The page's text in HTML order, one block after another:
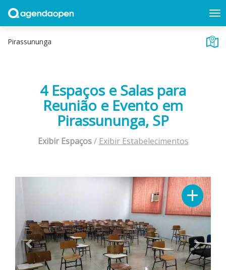
4 Espaços e Salas para
Reunião e Evento em
Pirassununga, SP
Exibir Espaços/ Exibir Estabelecimentos
+Next